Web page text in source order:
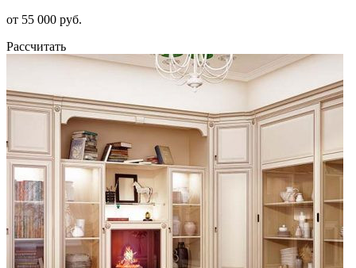
от 55 000 руб.
Рассчитать